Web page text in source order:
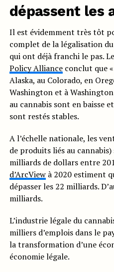
dépassent les
Il est évidemment très tôt
complet de la légalisation
qui ont déjà franchi le pas. Le
Policy Allianceconclut que «
Alaska, au Colorado, en
Washington et à
au cannabis sont en baisse
sont restés stables.
A l’échelle nationale, les
de produits liés au cannabis)
milliards de dollars entre
d’ArcViewà 2020 estiment
dépasser les 22 milliards.
milliards.
L’industrie légale du
milliers d’emplois dans le
la transformation d’une
économie légale.